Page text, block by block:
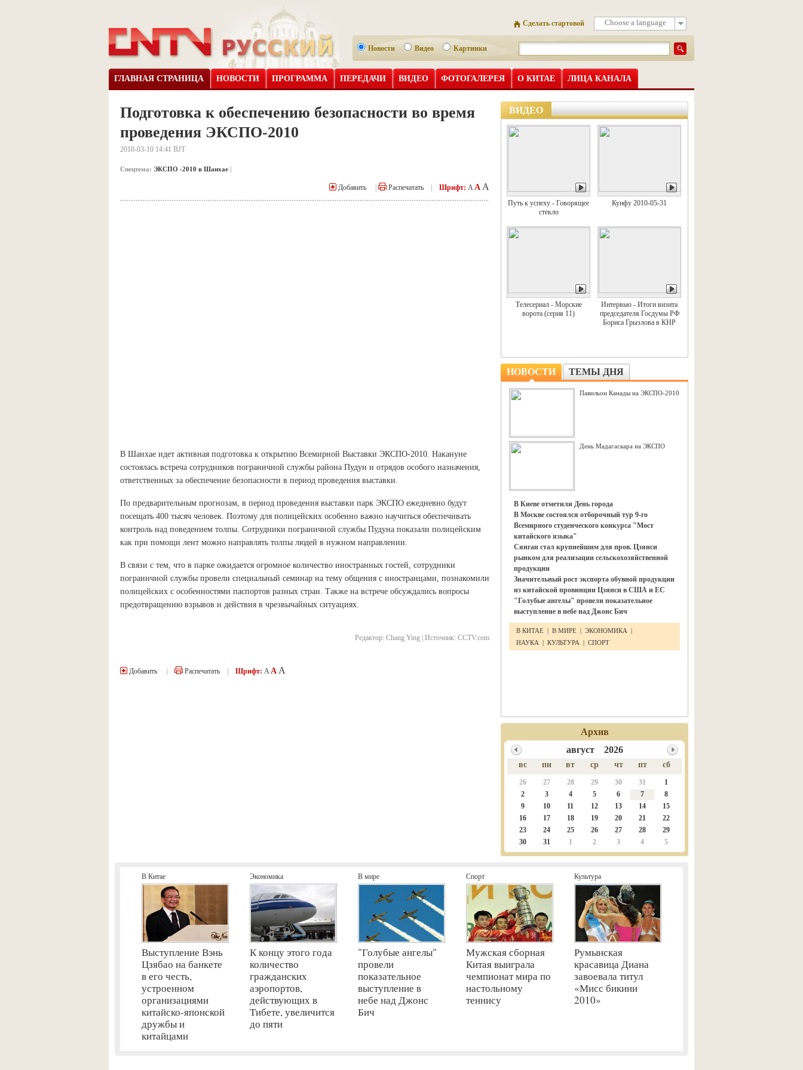
Choose a language
Сделать стартовой
Новости Видео Картинки
ГЛАВНАЯ СТРАНИЦА НОВОСТИ ПРОГРАММА ПЕРЕДАЧИ ВИДЕО ФОТОГАЛЕРЕЯ О КИТАЕ ЛИЦА КАНАЛА
Подготовка к обеспечению безопасности во время
проведения ЭКСПО-2010
2010-03-10 14:41 BJT
Спецтема: ЭКСПО -2010 в Шанхае |
Добавить Распечатать Шрифт: A A A
В Шанхае идет активная подготовка к открытию Всемирной Выставки ЭКСПО-2010. Накануне
состоялась встреча сотрудников пограничной службы района Пудун и отрядов особого назначения,
ответственных за обеспечение безопасности в период проведения выставки.
По предварительным прогнозам, в период проведения выставки парк ЭКСПО ежедневно будут
посещать 400 тысяч человек. Поэтому для полицейских особенно важно научиться обеспечивать
контроль над поведением толпы. Сотрудники пограничной службы Пудуна показали полицейским
как при помощи лент можно направлять толпы людей в нужном направлении.
В связи с тем, что в парке ожидается огромное количество иностранных гостей, сотрудники
пограничной службы провели специальный семинар на тему общения с иностранцами, познакомили
полицейских с особенностями паспортов разных стран. Также на встрече обсуждались вопросы
предотвращению взрывов и действия в чрезвычайных ситуациях.
Редактор: Chang Ying | Источник: CCTV.com
Добавить Распечатать Шрифт: A A A
ВИДЕО
Путь к успеху - Говорящее
стекло
Кунфу 2010-05-31
Телесериал - Морские
ворота (серия 11)
Интервью - Итоги визита
председателя Госдумы РФ
Бориса Грызлова в КНР
НОВОСТИ ТЕМЫ ДНЯ
Павильон Канады на ЭКСПО-2010
День Мадагаскара на ЭКСПО
В Киеве отметили День города
В Москве состоялся отборочный тур 9-го
Всемирного студенческого конкурса "Мост
китайского языка"
Сянган стал крупнейшим для пров. Цзянси
рынком для реализации сельскохозяйственной
продукции
Значительный рост экспорта обувной продукции
из китайской провинции Цзянси в США и ЕС
"Голубые ангелы" провели показательное
выступление в небе над Джонс Бич
В КИТАЕ | В МИРЕ | ЭКОНОМИКА |
НАУКА | КУЛЬТУРА | СПОРТ
Архив
август 2026
вс пн вт ср чт пт сб
26 27 28 29 30 31
1
2
3 4 5 6 7
8
9
10 11 12 13 14
15
16
17 18 19 20 21
22
23
24 25 26 27 28
29
30
31 1 2 3 4 5
В Китае
Выступление Вэнь
Цзябао на банкете
в его честь,
устроенном
организациями
китайско-японской
дружбы и
китайцами
Экономика
К концу этого года
количество
гражданских
аэропортов,
действующих в
Тибете, увеличится
до пяти
В мире
"Голубые ангелы"
провели
показательное
выступление в
небе над Джонс
Бич
Спорт
Мужская сборная
Китая выиграла
чемпионат мира по
настольному
теннису
Культура
Румынская
красавица Диана
завоевала титул
«Мисс бикини
2010»